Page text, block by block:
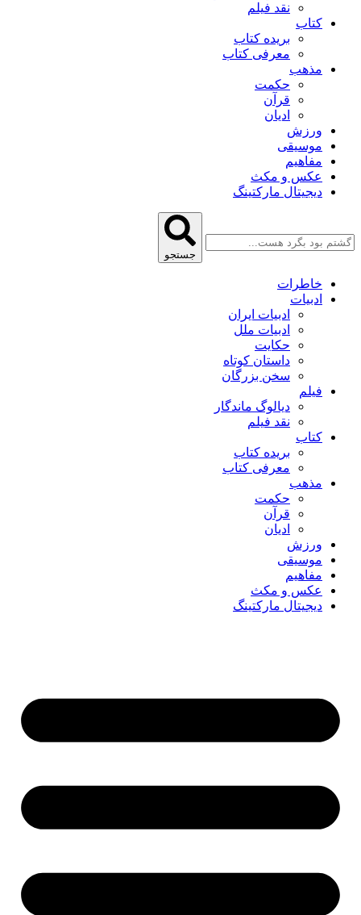
نقد فیلم
کتاب
بریده کتاب
معرفی کتاب
مذهب
حکمت
قرآن
ادیان
ورزش
موسیقی
مفاهیم
عکس و مکث
دیجیتال مارکتینگ
جستجو
خاطرات
ادبیات
ادبیات ایران
ادبیات ملل
حکایت
داستان کوتاه
سخن بزرگان
فیلم
دیالوگ ماندگار
نقد فیلم
کتاب
بریده کتاب
معرفی کتاب
مذهب
حکمت
قرآن
ادیان
ورزش
موسیقی
مفاهیم
عکس و مکث
دیجیتال مارکتینگ